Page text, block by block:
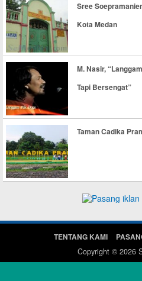
Sree
Kota Medan
M. Nasir,
Tapi Bersengat”
Taman Cadika
TENTANG KAMI
Copyright © 2026